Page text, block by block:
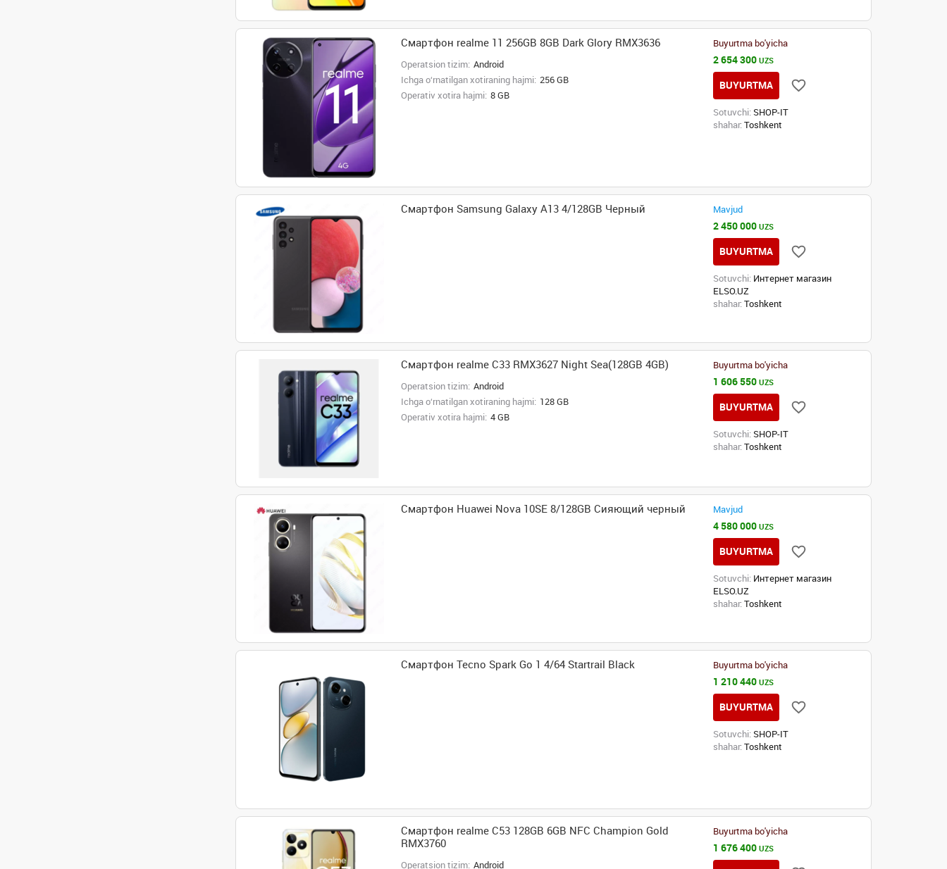
Смартфон realme 11 256GB 8GB Dark Glory RMX3636
Operatsion tizim: Android
Ichga o‘rnatilgan xotiraning hajmi: 256 GB
Operativ xotira hajmi: 8 GB
Buyurtma bo'yicha
2 654 300UZS
BUYURTMA
Sotuvchi: SHOP-IT
shahar: Toshkent
Смартфон Samsung Galaxy A13 4/128GB Черный Mavjud
2 450 000UZS
BUYURTMA
Sotuvchi: Интернет магазин
ELSO.UZ
shahar: Toshkent
Смартфон realme C33 RMX3627 Night Sea(128GB 4GB)
Operatsion tizim: Android
Ichga o‘rnatilgan xotiraning hajmi: 128 GB
Operativ xotira hajmi: 4 GB
Buyurtma bo'yicha
1 606 550UZS
BUYURTMA
Sotuvchi: SHOP-IT
shahar: Toshkent
Смартфон Huawei Nova 10SE 8/128GB Сияющий черный Mavjud
4 580 000UZS
BUYURTMA
Sotuvchi: Интернет магазин
ELSO.UZ
shahar: Toshkent
Смартфон Tecno Spark Go 1 4/64 Startrail Black Buyurtma bo'yicha
1 210 440UZS
BUYURTMA
Sotuvchi: SHOP-IT
shahar: Toshkent
Смартфон realme C53 128GB 6GB NFC Champion Gold
RMX3760
Operatsion tizim: Android
Buyurtma bo'yicha
1 676 400UZS